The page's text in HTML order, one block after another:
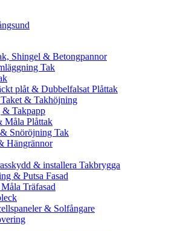
Shingel & Betongpannor
Tak
plåt & Dubbelfalsat Plåttak
& Takhöjning
& Takpapp
Måla Plåttak
Snöröjning Tak
Hängrännor
& installera Takbrygga
& Putsa Fasad
Träfasad
& Solfångare